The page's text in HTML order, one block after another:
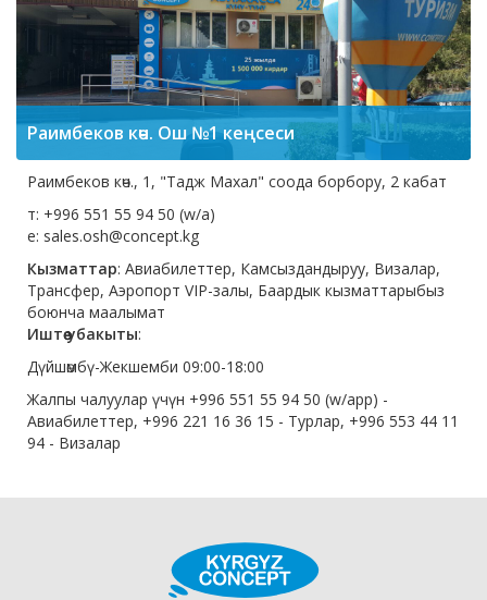
Раимбеков көч. Ош №1 кеңсеси
Раимбеков көч., 1, "Тадж Махал" соода борбору, 2 кабат
т: +996 551 55 94 50 (w/a)
e: sales.osh@concept.kg
Кызматтар: Авиабилеттер, Камсыздандыруу, Визалар,
Трансфер, Аэропорт VIP-залы, Баардык кызматтарыбыз
боюнча маалымат
Иштөө убакыты:
Дүйшөмбү-Жекшемби 09:00-18:00
Жалпы чалуулар үчүн +996 551 55 94 50 (w/app) -
Авиабилеттер, +996 221 16 36 15 - Турлар, +996 553 44 11
94 - Визалар